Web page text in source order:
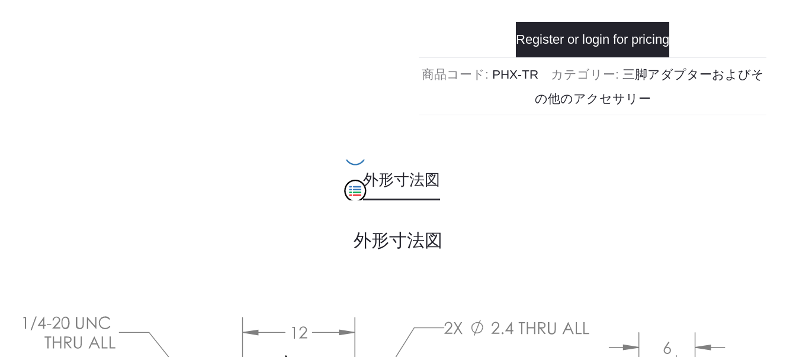
Register or login for pricing
商品コード: PHX-TR カテゴリー: 三脚アダプターおよびそ
の他のアクセサリー
外形寸法図
外形寸法図